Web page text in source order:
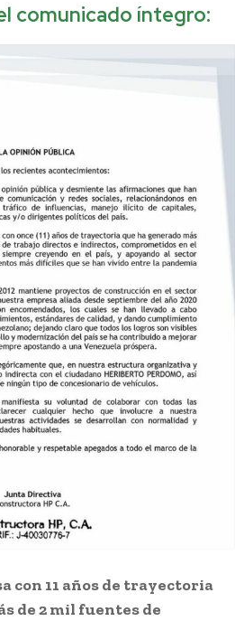
comunicado íntegro:
con 11 años de trayectoria
de 2 mil fuentes de